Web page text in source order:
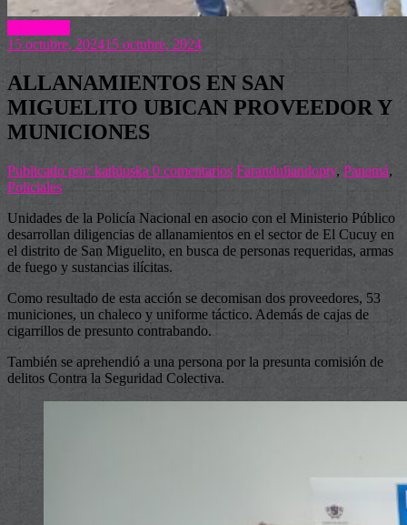
15 octubre, 202415 octubre, 2024
ALLANAMIENTOS EN SAN
MIGUELITO UBICAN PROVEEDOR Y
MUNICIONES
Publicado por: kathiuska 0 comentarios Faranduliandopty, Panamá,
Policiales
Unidades de la Policía Nacional en asocio con el Ministerio Público
desarrollan diligencias de allanamientos en el sector de El Cucuy en
el distrito de San Miguelito, en busca de personas requeridas, armas
de fuego y sustancias ilícitas.
Como resultado de esta acción se decomisan dos proveedores, 53
municiones, un chaleco y uniforme táctico. Además de cajas de
cigarrillos de presunto contrabando.
También se aprehendió a una persona por la presunta comisión de
delitos Contra la Seguridad Colectiva.